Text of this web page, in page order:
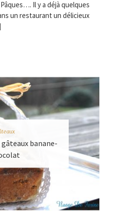
Il y a déjà quelques
un restaurant un délicieux
banane-